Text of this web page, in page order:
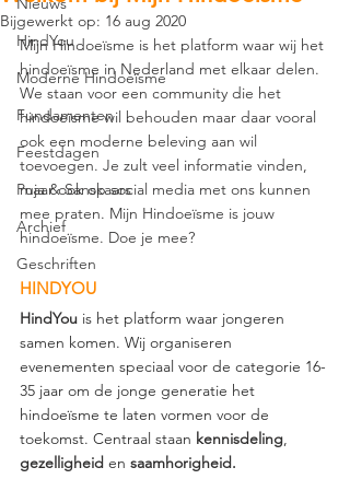
HindYou
Moderne Hindoeïsme
Fundamenten
Feestdagen
Puja & Sanskaars
Archief
Geschriften
Bijgewerkt op: 16 aug 2020
Mijn Hindoeïsme is het platform waar wij het
hindoeïsme in Nederland met elkaar delen.
We staan voor een community die het
hindoeïsme wil behouden maar daar vooral
ook een moderne beleving aan wil
toevoegen. Je zult veel informatie vinden,
maar ook op social media met ons kunnen
mee praten. Mijn Hindoeïsme is jouw
hindoeïsme. Doe je mee?
HINDYOU
HindYou is het platform waar jongeren
samen komen. Wij organiseren
evenementen speciaal voor de categorie 16-
35 jaar om de jonge generatie het
hindoeïsme te laten vormen voor de
toekomst. Centraal staan kennisdeling,
gezelligheid en saamhorigheid.